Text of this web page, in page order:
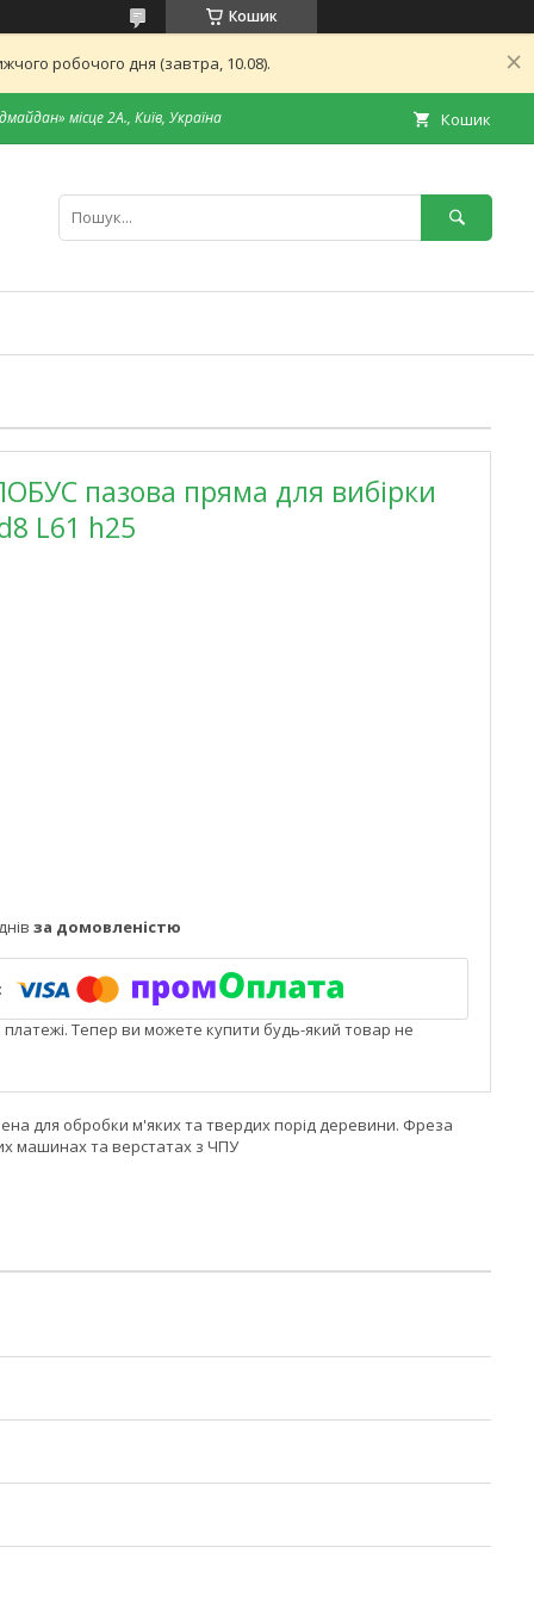
Кошик
робочого дня (завтра, 10.08).
місце 2А., Київ, Україна Кошик
пазова пряма для вибірки
L61 h25
за домовленістю
платежі. Тепер ви можете купити будь-який товар не
для обробки м'яких та твердих порід деревини. Фреза
машинах та верстатах з ЧПУ